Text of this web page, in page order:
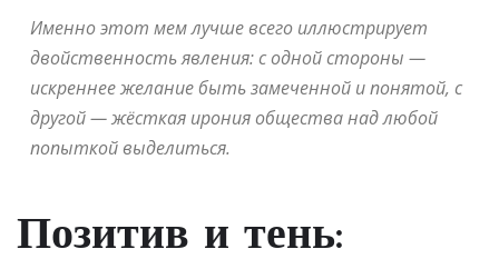
Именно этот мем лучше всего иллюстрирует
двойственность явления: с одной стороны —
искреннее желание быть замеченной и понятой, с
другой — жёсткая ирония общества над любой
попыткой выделиться.
Позитив и тень: